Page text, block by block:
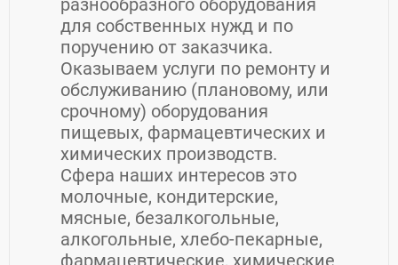
разнообразного оборудования
для собственных нужд и по
поручению от заказчика.
Оказываем услуги по ремонту и
обслуживанию (плановому, или
срочному) оборудования
пищевых, фармацевтических и
химических производств.
Сфера наших интересов это
молочные, кондитерские,
мясные, безалкогольные,
алкогольные, хлебо-пекарные,
фармацевтические, химические